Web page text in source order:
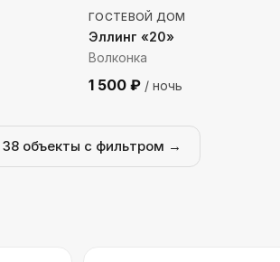
ГОСТЕВОЙ ДОМ
Эллинг «20»
Волконка
1 500 ₽ / ночь
38 объекты с фильтром →